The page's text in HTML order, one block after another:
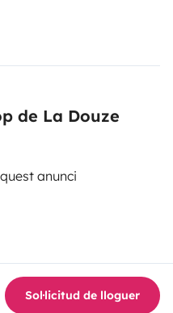
de La Douze
anunci
Sol·licitud de lloguer